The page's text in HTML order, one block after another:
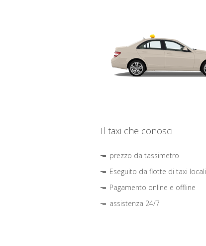
Il taxi che conosci
prezzo da tassimetro
Eseguito da flotte di taxi locali
Pagamento online e offline
assistenza 24/7